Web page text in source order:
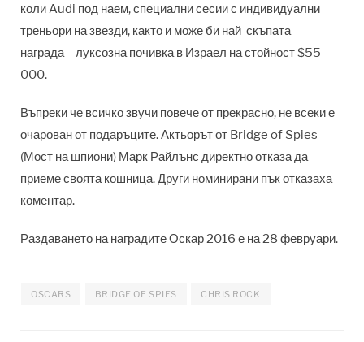
коли Audi под наем, специални сесии с индивидуални
треньори на звезди, както и може би най-скъпата
награда – луксозна почивка в Израел на стойност $55
000.
Въпреки че всичко звучи повече от прекрасно, не всеки е
очарован от подаръците. Актьорът от Bridge of Spies
(Мост на шпиони) Марк Райлънс директно отказа да
приеме своята кошница. Други номинирани пък отказаха
коментар.
Раздаването на наградите Оскар 2016 е на 28 февруари.
OSCARS BRIDGE OF SPIES CHRIS ROCK